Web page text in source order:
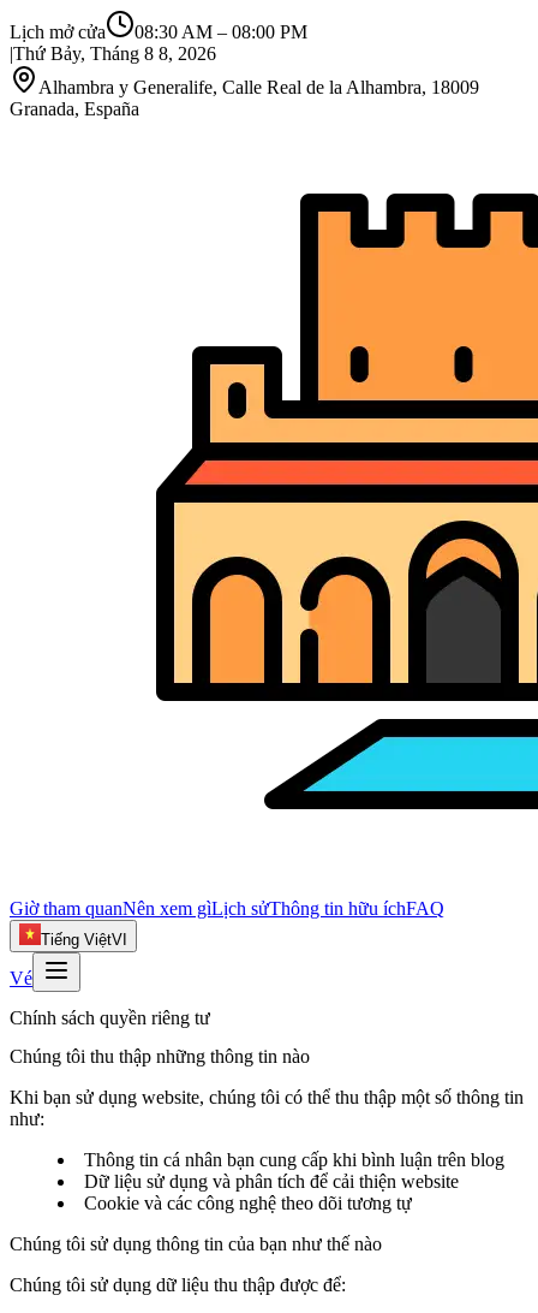
Lịch mở cửa 08:30 AM – 08:00 PM
|Thứ Bảy, Tháng 8 8, 2026
Alhambra y Generalife, Calle Real de la Alhambra, 18009
Granada, España
Giờ tham quanNên xem gìLịch sửThông tin hữu íchFAQ
Tiếng ViệtVI
Vé
Chính sách quyền riêng tư
Chúng tôi thu thập những thông tin nào
Khi bạn sử dụng website, chúng tôi có thể thu thập một số thông tin
như:
Thông tin cá nhân bạn cung cấp khi bình luận trên blog
Dữ liệu sử dụng và phân tích để cải thiện website
Cookie và các công nghệ theo dõi tương tự
Chúng tôi sử dụng thông tin của bạn như thế nào
Chúng tôi sử dụng dữ liệu thu thập được để: